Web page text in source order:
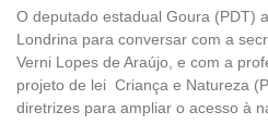
O deputado estadual Goura (PDT)
Londrina para conversar com a
Verni Lopes de Araújo, e com a
projeto de lei Criança e Natureza
diretrizes para ampliar o acesso à